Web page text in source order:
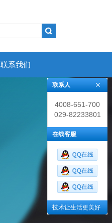
联系我们
联系人
4008-651-700
029-82233801
在线客服
技术让生活更美好